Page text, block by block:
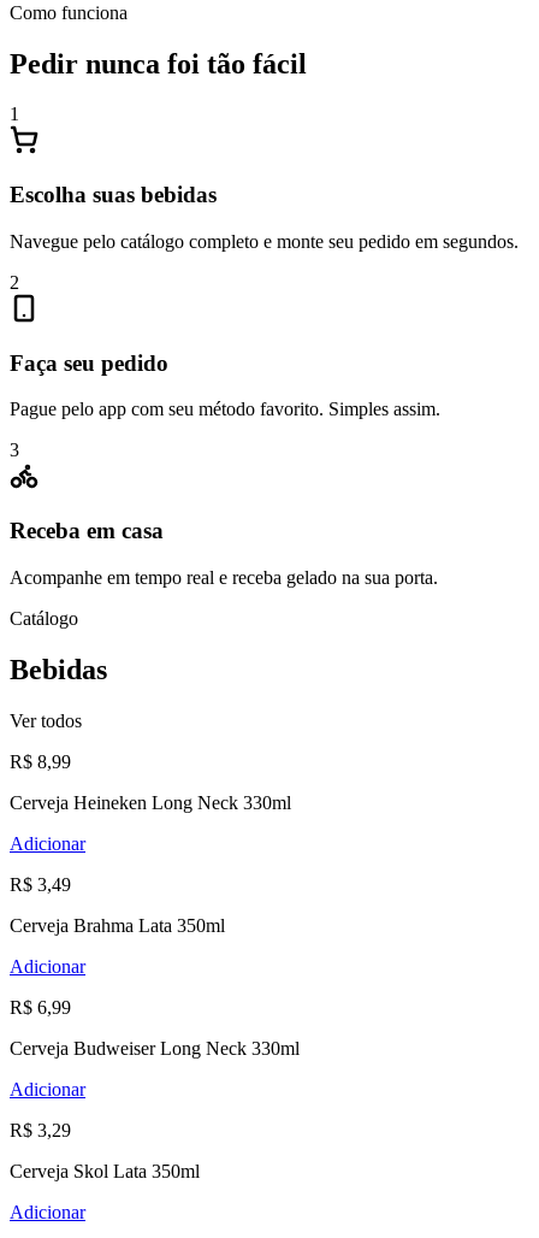
Como funciona
Pedir nunca foi tão fácil
1
Escolha suas bebidas
Navegue pelo catálogo completo e monte seu pedido em segundos.
2
Faça seu pedido
Pague pelo app com seu método favorito. Simples assim.
3
Receba em casa
Acompanhe em tempo real e receba gelado na sua porta.
Catálogo
Bebidas
Ver todos
R$ 8,99
Cerveja Heineken Long Neck 330ml
Adicionar
R$ 3,49
Cerveja Brahma Lata 350ml
Adicionar
R$ 6,99
Cerveja Budweiser Long Neck 330ml
Adicionar
R$ 3,29
Cerveja Skol Lata 350ml
Adicionar